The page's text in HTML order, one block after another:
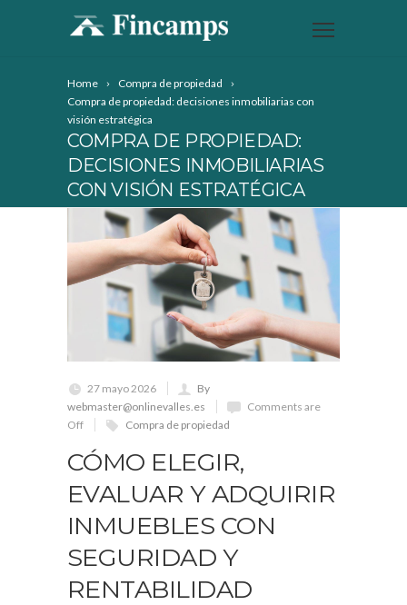
Home
Compra de propiedad
Compra de propiedad: decisiones inmobiliarias con
visión estratégica
COMPRA DE PROPIEDAD:
DECISIONES INMOBILIARIAS
CON VISIÓN ESTRATÉGICA
27 mayo 2026
By
webmaster@onlinevalles.es
Comments are
Off
Compra de propiedad
CÓMO ELEGIR,
EVALUAR Y ADQUIRIR
INMUEBLES CON
SEGURIDAD Y
RENTABILIDAD